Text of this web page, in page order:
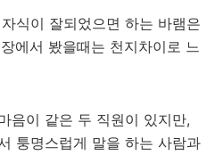
식이 잘되었으면 하는 바램은
에서 봤을때는 천지차이로 느
음이 같은 두 직원이 있지만,
퉁명스럽게 말을 하는 사람과